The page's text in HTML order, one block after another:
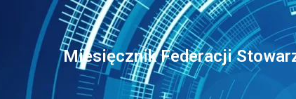
Miesięcznik Federacji